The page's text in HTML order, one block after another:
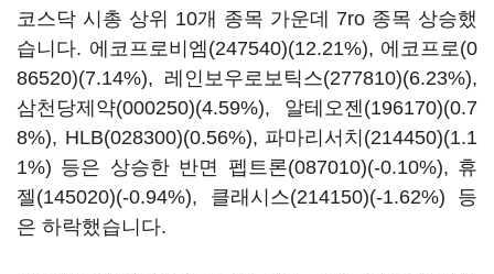
코스닥 시총 상위 10개 종목 가운데 7ro 종목 상승했
습니다. 에코프로비엠(247540)(12.21%), 에코프로(0
86520)(7.14%), 레인보우로보틱스(277810)(6.23%),
삼천당제약(000250)(4.59%), 알테오젠(196170)(0.7
8%), HLB(028300)(0.56%), 파마리서치(214450)(1.1
1%) 등은 상승한 반면 펩트론(087010)(-0.10%), 휴
젤(145020)(-0.94%), 클래시스(214150)(-1.62%) 등
은 하락했습니다.